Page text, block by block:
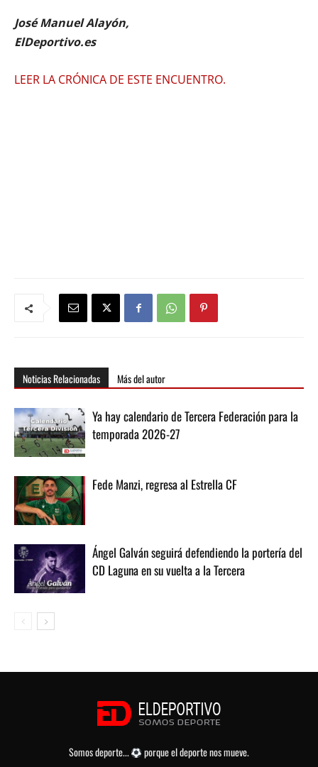
José Manuel Alayón,
ElDeportivo.es
LEER LA CRÓNICA DE ESTE ENCUENTRO.
Noticias Relacionadas Más del autor
Ya hay calendario de Tercera Federación para la
temporada 2026-27
Fede Manzi, regresa al Estrella CF
Ángel Galván seguirá defendiendo la portería del
CD Laguna en su vuelta a la Tercera
Somos deporte... porque el deporte nos mueve.